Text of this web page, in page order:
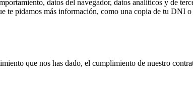
datos del navegador, datos analíticos y de
pidamos más información, como una copia de tu DNI
que nos has dado, el cumplimiento de nuestro